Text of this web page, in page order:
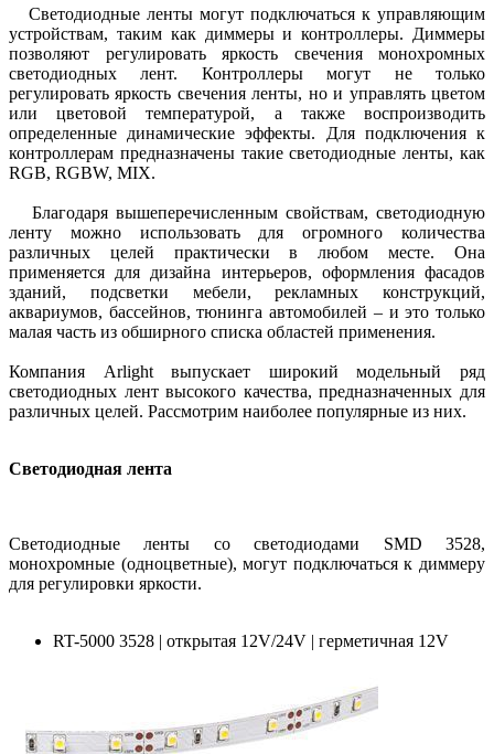
Светодиодные ленты могут подключаться к управляющим
устройствам, таким как диммеры и контроллеры. Диммеры
позволяют регулировать яркость свечения монохромных
светодиодных лент. Контроллеры могут не только
регулировать яркость свечения ленты, но и управлять цветом
или цветовой температурой, а также воспроизводить
определенные динамические эффекты. Для подключения к
контроллерам предназначены такие светодиодные ленты, как
RGB, RGBW, MIX.
Благодаря вышеперечисленным свойствам, светодиодную
ленту можно использовать для огромного количества
различных целей практически в любом месте. Она
применяется для дизайна интерьеров, оформления фасадов
зданий, подсветки мебели, рекламных конструкций,
аквариумов, бассейнов, тюнинга автомобилей – и это только
малая часть из обширного списка областей применения.
Компания Arlight выпускает широкий модельный ряд
светодиодных лент высокого качества, предназначенных для
различных целей. Рассмотрим наиболее популярные из них.
Светодиодная лента
Светодиодные ленты со светодиодами SMD 3528,
монохромные (одноцветные), могут подключаться к диммеру
для регулировки яркости.
RT-5000 3528 | открытая 12V/24V | герметичная 12V